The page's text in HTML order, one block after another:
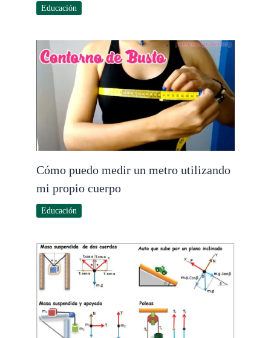
Educación
Cómo puedo medir un metro utilizando
mi propio cuerpo
Educación